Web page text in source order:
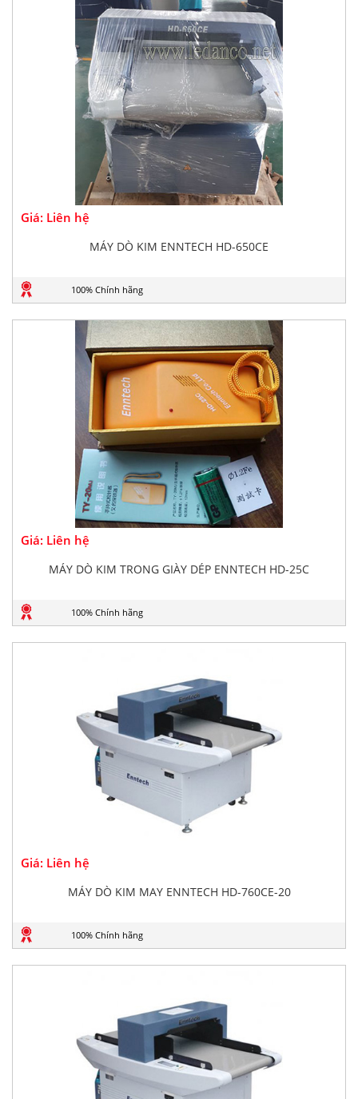
Giá: Liên hệ
MÁY DÒ KIM ENNTECH HD-650CE
100% Chính hãng
Giá: Liên hệ
MÁY DÒ KIM TRONG GIÀY DÉP ENNTECH HD-25C
100% Chính hãng
Giá: Liên hệ
MÁY DÒ KIM MAY ENNTECH HD-760CE-20
100% Chính hãng